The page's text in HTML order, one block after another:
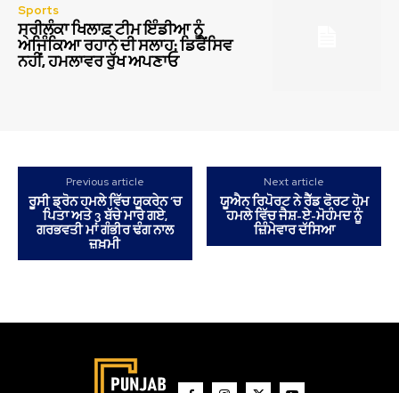
Sports
ਸ੍ਰੀਲੰਕਾ ਖਿਲਾਫ਼ ਟੀਮ ਇੰਡੀਆ ਨੂੰ
ਅਜਿੰਕਿਆ ਰਹਾਨੇ ਦੀ ਸਲਾਹ: ਡਿਫੈਂਸਿਵ
ਨਹੀਂ, ਹਮਲਾਵਰ ਰੁੱਖ ਅਪਣਾਓ
Previous article
ਰੂਸੀ ਡ੍ਰੋਨ ਹਮਲੇ ਵਿੱਚ ਯੂਕਰੇਨ ’ਚ
ਪਿਤਾ ਅਤੇ 3 ਬੱਚੇ ਮਾਰੇ ਗਏ,
ਗਰਭਵਤੀ ਮਾਂ ਗੰਭੀਰ ਢੰਗ ਨਾਲ
ਜ਼ਖ਼ਮੀ
Next article
ਯੂਐਨ ਰਿਪੋਰਟ ਨੇ ਰੈੱਡ ਫੋਰਟ ਹੋਮ
ਹਮਲੇ ਵਿੱਚ ਜੈਸ਼-ਏ-ਮੋਹੰਮਦ ਨੂੰ
ਜ਼ਿੰਮੇਵਾਰ ਦੱਸਿਆ